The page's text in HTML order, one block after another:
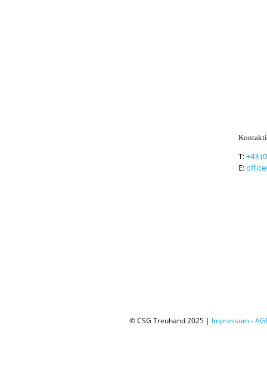
T:+43
E:
© CSG Treuhand 2025 | Impressum-